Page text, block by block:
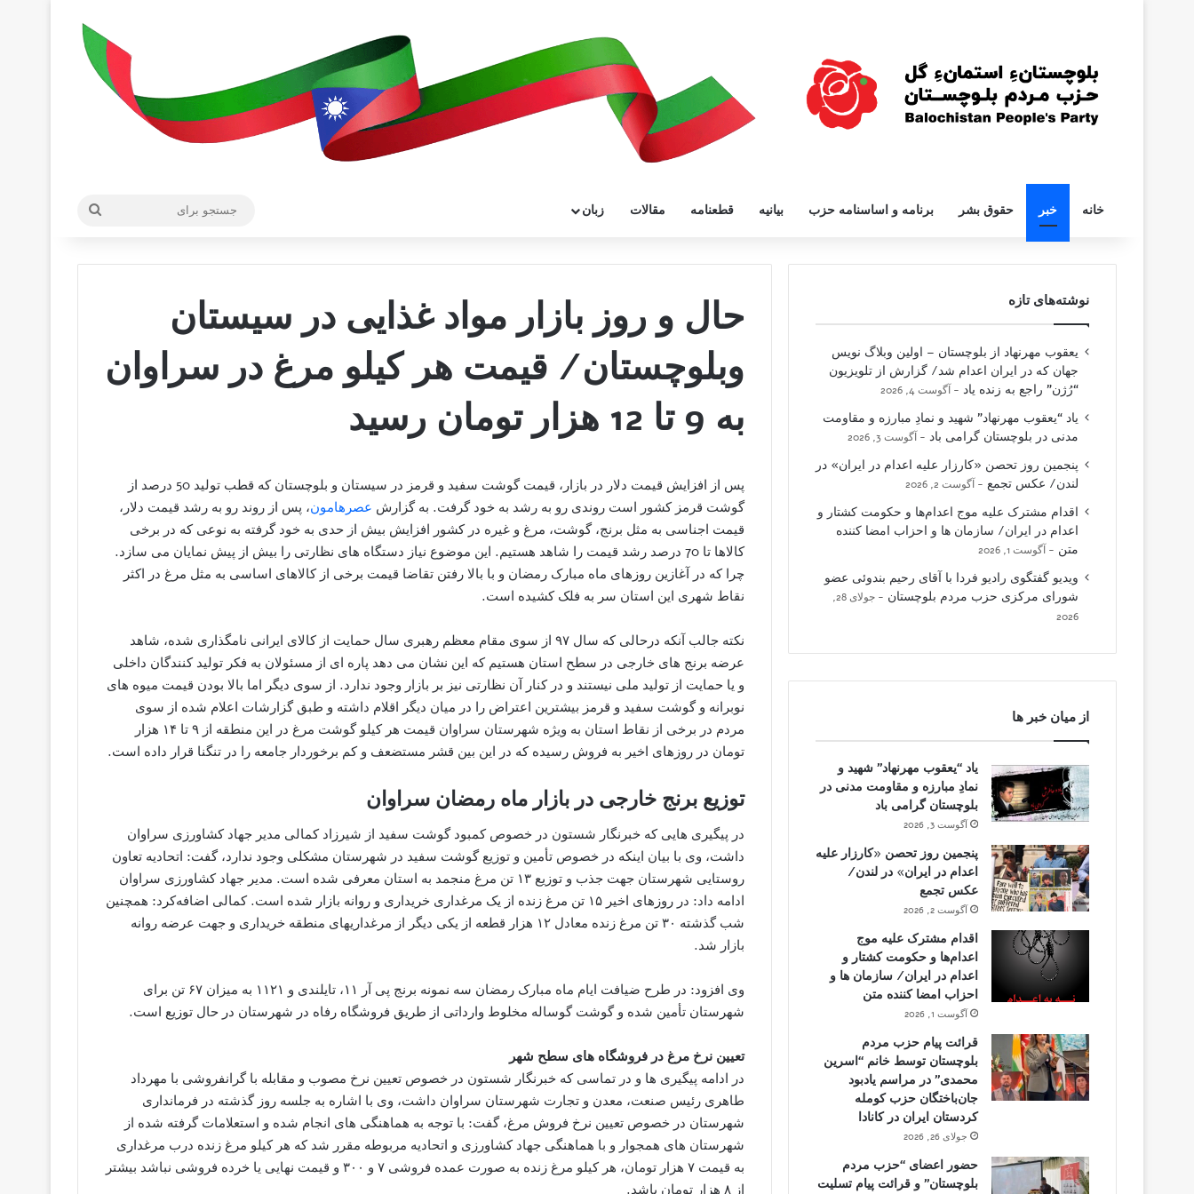
خانه خبر حقوق بشر برنامه و اساسنامه حزب بیانیه قطعنامه مقالات زبان
حال و روز بازار مواد غذایی در سیستان
وبلوچستان/ قیمت هر کیلو مرغ در سراوان
به 9 تا 12 هزار تومان رسید
پس از افزایش قیمت دلار در بازار، قیمت گوشت سفید و قرمز در سیستان و بلوچستان که قطب تولید 50 درصد از
گوشت قرمز کشور است روندی رو به رشد به خود گرفت. به گزارش عصرهامون، پس از روند رو به رشد قیمت دلار،
قیمت اجناسی به مثل برنج، گوشت، مرغ و غیره در کشور افزایش بیش از حدی به خود گرفته به نوعی که در برخی
کالاها تا 70 درصد رشد قیمت را شاهد هستیم. این موضوع نیاز دستگاه های نظارتی را بیش از پیش نمایان می سازد.
چرا که در آغازین روزهای ماه مبارک رمضان و با بالا رفتن تقاضا قیمت برخی از کالاهای اساسی به مثل مرغ در اکثر
نقاط شهری این استان سر به فلک کشیده است.
نکته جالب آنکه درحالی که سال ۹۷ از سوی مقام معظم رهبری سال ‌حمایت از کالای ایرانی نامگذاری شده، شاهد
عرضه برنج های خارجی در سطح استان هستیم که این نشان می دهد پاره ای از مسئولان به فکر تولید کنندگان داخلی
و یا حمایت از تولید ملی نیستند و در کنار آن نظارتی نیز بر بازار وجود ندارد. از سوی دیگر اما بالا بودن قیمت میوه های
نوبرانه و گوشت سفید و قرمز بیشترین اعتراض را در میان دیگر اقلام داشته و طبق گزارشات اعلام شده از سوی
مردم در برخی از نقاط استان به ویژه شهرستان سراوان قیمت هر کیلو گوشت مرغ در این منطقه از ۹ تا ۱۴ هزار
تومان در روزهای اخیر به فروش رسیده که در این بین قشر مستضعف و کم برخوردار جامعه را در تنگنا قرار داده است.
توزیع برنج خارجی در بازار ماه رمضان سراوان
در پیگیری هایی که خبرنگار شستون در خصوص کمبود گوشت سفید از شیرزاد کمالی مدیر جهاد کشاورزی سراوان
داشت، وی با بیان اینکه در خصوص تأمین و توزیع گوشت سفید در شهرستان مشکلی وجود ندارد، گفت: اتحادیه تعاون
روستایی شهرستان جهت جذب و توزیع ۱۳ تن مرغ منجمد به استان معرفی شده است. مدیر جهاد کشاورزی سراوان
ادامه داد: در روزهای اخیر ۱۵ تن مرغ زنده از یک مرغداری خریداری و روانه بازار شده است. کمالی اضافه‌کرد: همچنین
شب گذشته ۳۰ تن مرغ زنده معادل ۱۲ هزار قطعه از یکی دیگر از مرغداریهای منطقه خریداری و جهت عرضه روانه
بازار شد.
وی افزود: در طرح ضیافت ایام ماه مبارک رمضان سه نمونه برنج پی آر ۱۱، تایلندی و ۱۱۲۱ به میزان ۶۷ تن برای
شهرستان تأمین شده و گوشت گوساله مخلوط وارداتی از طریق فروشگاه رفاه در شهرستان در حال توزیع است.
تعیین نرخ مرغ در فروشگاه های سطح شهر
در ادامه پیگیری ها و در تماسی که خبرنگار شستون در خصوص تعیین نرخ مصوب و مقابله با گرانفروشی با مهرداد
طاهری رئیس صنعت، معدن و تجارت شهرستان سراوان داشت، وی با اشاره به جلسه روز گذشته در فرمانداری
شهرستان در خصوص تعیین نرخ فروش مرغ، گفت: با توجه به هماهنگی های انجام شده و استعلامات گرفته شده‌ از
شهرستان های همجوار و با هماهنگی جهاد کشاورزی و اتحادیه مربوطه مقرر شد که هر کیلو مرغ زنده درب مرغداری
به قیمت ۷ هزار تومان، هر کیلو مرغ زنده به صورت عمده فروشی ۷ و ۳۰۰ و قیمت نهایی یا خرده فروشی نباشد بیشتر
از ۸ هزار تومان باشد.
نوشته‌های تازه
یعقوب مهرنهاد از بلوچستان – اولین وبلاگ نویس
جهان که در ایران اعدام شد/ گزارش از تلویزیون
“رُژن” راجع به زنده یاد
آگوست 4, 2026
یاد “یعقوب مهرنهاد” شهید و نمادِ مبارزه و مقاومت
مدنی در بلوچستان گرامی باد
آگوست 3, 2026
پنجمین روز تحصن «کارزار علیه اعدام در ایران» در
لندن/ عکس تجمع
آگوست 2, 2026
اقدام مشترک علیه موج اعدام‌ها و حکومت کشتار و
اعدام در ایران/ سازمان ها و احزاب امضا کننده
متن
آگوست 1, 2026
ویدیو گفتگوی رادیو فردا با آقای رحیم بندوئی عضو
شورای مرکزی حزب مردم بلوچستان
جولای 28,
2026
از میان خبر ها
یاد “یعقوب مهرنهاد” شهید و
نمادِ مبارزه و مقاومت مدنی در
بلوچستان گرامی باد
آگوست 3, 2026
پنجمین روز تحصن «کارزار علیه
اعدام در ایران» در لندن/
عکس تجمع
آگوست 2, 2026
اقدام مشترک علیه موج
اعدام‌ها و حکومت کشتار و
اعدام در ایران/ سازمان ها و
احزاب امضا کننده متن
آگوست 1, 2026
قرائت پیام حزب مردم
بلوچستان توسط خانم “اسرین
محمدی” در مراسم یادبود
جان‌باختگان حزب کومله
کردستان ایران در کانادا
جولای 26, 2026
حضور اعضای “حزب مردم
بلوچستان” و قرائت پیام تسلیت